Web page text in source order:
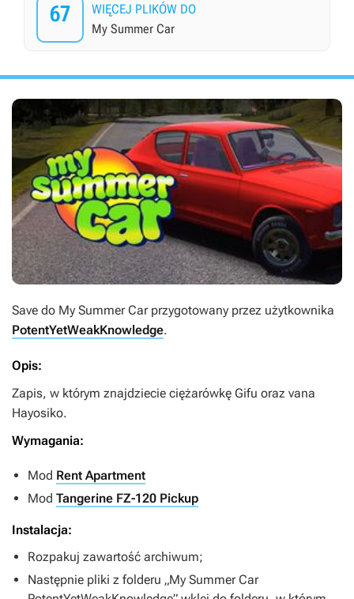
67
WIĘCEJ PLIKÓW DO
My Summer Car
Save do My Summer Carprzygotowany przez użytkownika
PotentYetWeakKnowledge.
Opis:
Zapis, w którym znajdziecie ciężarówkę Gifu oraz vana
Hayosiko.
Wymagania:
Mod Rent Apartment
Mod Tangerine FZ-120 Pickup
Instalacja:
Rozpakuj zawartość archiwum;
Następnie pliki z folderu „My Summer Car